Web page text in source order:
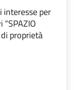
interesse per
proprietà